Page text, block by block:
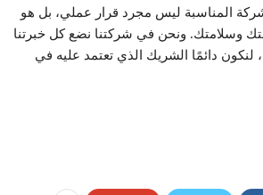
المناسبة ليس مجرد قرار عملي، بل هو
وسلامتك. ونحن في شركتنا نضع كل خبرتنا
لنكون دائمًا الشريك الذي تعتمد عليه في